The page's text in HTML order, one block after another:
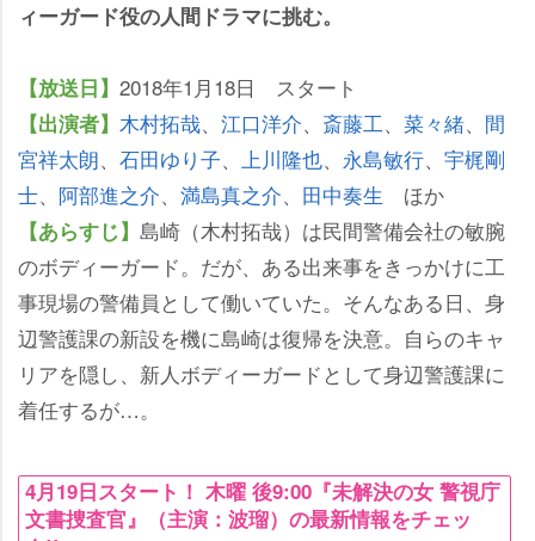
ィーガード役の人間ドラマに挑む。
【放送日】 2018年1月18日 スタート
【出演者】 木村拓哉、 江口洋介、 斎藤工、 菜々緒、 間
宮祥太朗、 石田ゆり子、 上川隆也、 永島敏行、 宇梶剛
士、 阿部進之介、 満島真之介、 田中奏生 ほか
【あらすじ】 島崎（木村拓哉）は民間警備会社の敏腕
のボディーガード。だが、ある出来事をきっかけに工
事現場の警備員として働いていた。そんなある日、身
辺警護課の新設を機に島崎は復帰を決意。自らのキャ
リアを隠し、新人ボディーガードとして身辺警護課に
着任するが…。
4月19日スタート！ 木曜 後9:00『未解決の女 警視庁
文書捜査官』（主演：波瑠）の最新情報をチェッ